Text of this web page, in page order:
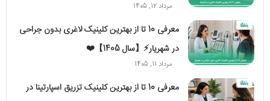
مرداد 12, 1405
معرفی 10 تا از بهترین کلینیک لاغری بدون جراحی
در شهریار⚡【سال 1405】❤️
مرداد 11, 1405
معرفی 10 تا از بهترین کلینیک تزریق اسپارتینا در